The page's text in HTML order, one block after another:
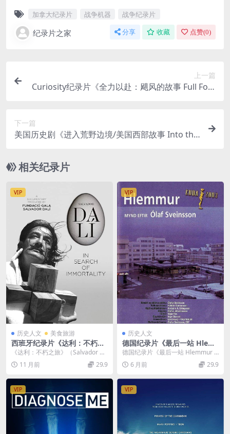
加拿大纪录片 战争机器 战争纪录片
纪录片之家 分享 收藏 点赞(0)
上一篇
Curiosity纪录片《全力以赴：飓风的故事 Full Forc
下一篇
美国历史剧《进入荒野边境/美国西部故事 Into the
无水印纯净版 1080P/MKV/53.2G
相关纪录片
VIP
历史人文 美食旅游
西班牙纪录片《达利：不朽之
旅 Salvador Dalí: In Search
of Immortality 2018》英语
中英双字 官方纯净版 1080P/
《达利：不朽之旅》（Salvador Da
lí: In Search of Im...
11 月前 29.9
VIP
历史人文
德国纪录片《最后一站 Hlem
mur 2002》德语中字 高清/A
VI/1.36G 德国另类避难所
德国纪录片《最后一站 Hlemmur 2
002》解析 2002 年德国出品的纪
录...6 月前 29.9
VIP VIP